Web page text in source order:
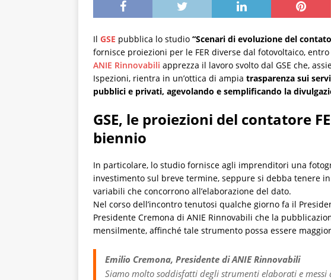
Il GSE pubblica lo studio “Scenari di evoluzione del
fornisce proiezioni per le FER diverse dal fotovoltaico,
ANIE Rinnovabili apprezza il lavoro svolto dal GSE che,
Ispezioni, rientra in un’ottica di ampia trasparenza sui
pubblici e privati, agevolando e semplificando la
GSE, le proiezioni del contatore
biennio
In particolare, lo studio fornisce agli imprenditori una
investimento sul breve termine, seppure si debba tenere
variabili che concorrono all’elaborazione del dato.
Nel corso dell’incontro tenutosi qualche giorno fa il
Presidente Cremona di ANIE Rinnovabili che la
mensilmente, affinché tale strumento possa essere
Emilio Cremona, Presidente di ANIE Rinnovabili
Siamo molto soddisfatti degli strumenti elaborati e messi